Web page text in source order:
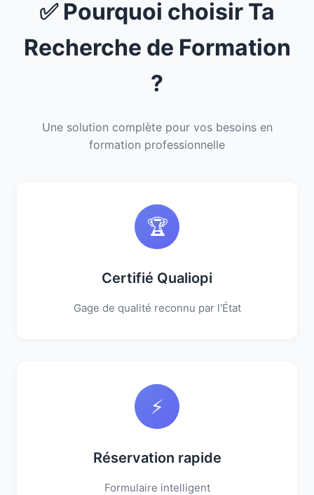
✅ Pourquoi choisir Ta
Recherche de Formation
?
Une solution complète pour vos besoins en
formation professionnelle
🏆
Certifié Qualiopi
Gage de qualité reconnu par l'État
⚡
Réservation rapide
Formulaire intelligent